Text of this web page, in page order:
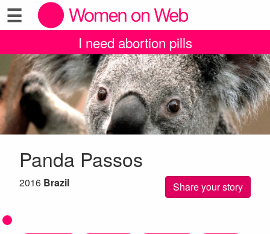
☰
I need abortion pills
Panda Passos
Share your story
2016 Brazil